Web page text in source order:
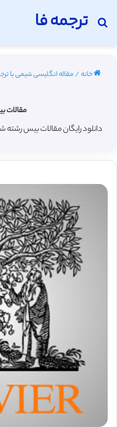
ترجمه فا
جستجو برای
خانه/مقاله انگلیسی شیمی با ترجمه
مقالات
دانلود رایگان مقالات بیس